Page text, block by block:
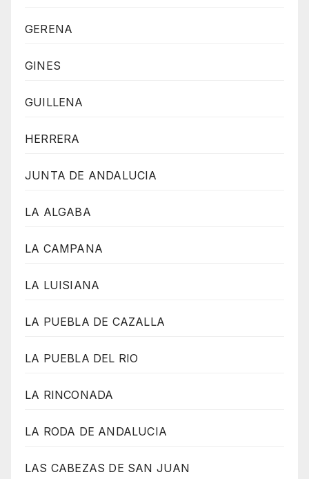
GERENA
GINES
GUILLENA
HERRERA
JUNTA DE ANDALUCIA
LA ALGABA
LA CAMPANA
LA LUISIANA
LA PUEBLA DE CAZALLA
LA PUEBLA DEL RIO
LA RINCONADA
LA RODA DE ANDALUCIA
LAS CABEZAS DE SAN JUAN